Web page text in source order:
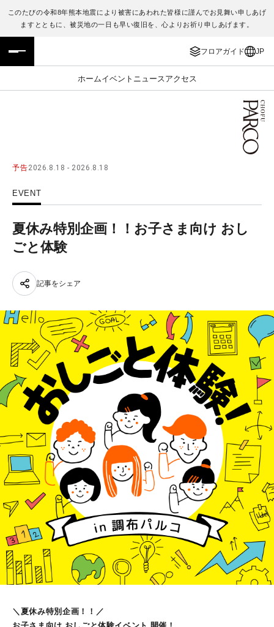
このたびの令和8年熊本地震により被害にあわれた皆様に謹んでお見舞い申しあげ
ますとともに、被災地の一日も早い復旧を、心よりお祈り申しあげます。
フロアガイド JP
ホームイベント ニュース アクセス
フロアガイド
施設案内・アクセス
PARCOメンバーズ
ENGLISH
繁体字
予告2026.8.18 - 2026.8.18
EVENT
夏休み特別企画！！お子さま向け おし
ごと体験
記事をシェア
＼夏休み特別企画！！／